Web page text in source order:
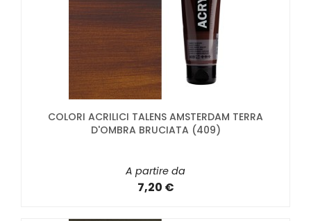
COLORI ACRILICI TALENS AMSTERDAM TERRA
D'OMBRA BRUCIATA (409)
A partire da
7,20 €